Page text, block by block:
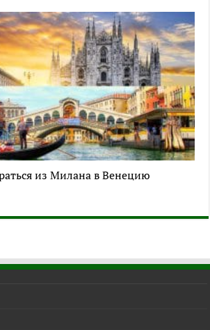
из Милана в Венецию